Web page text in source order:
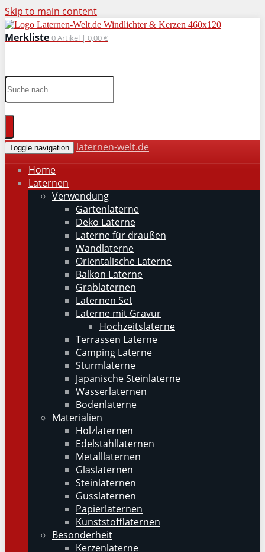
Skip to main content
Merkliste 0Artikel | 0,00 €
Toggle navigation
laternen-welt.de
Home
Laternen
Verwendung
Gartenlaterne
Deko Laterne
Laterne für draußen
Wandlaterne
Orientalische Laterne
Balkon Laterne
Grablaternen
Laternen Set
Laterne mit Gravur
Hochzeitslaterne
Terrassen Laterne
Camping Laterne
Sturmlaterne
Japanische Steinlaterne
Wasserlaternen
Bodenlaterne
Materialien
Holzlaternen
Edelstahllaternen
Metalllaternen
Glaslaternen
Steinlaternen
Gusslaternen
Papierlaternen
Kunststofflaternen
Besonderheit
Kerzenlaterne